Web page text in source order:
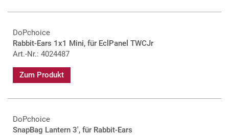
DoPchoice
Rabbit-Ears 1x1 Mini, für EclPanel TWCJr
Art.-Nr.: 4024487
Zum Produkt
DoPchoice
SnapBag Lantern 3', für Rabbit-Ears